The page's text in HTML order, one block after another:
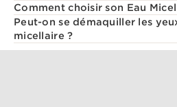
Comment choisir son Eau
Peut-on se démaquiller les
micellaire ?